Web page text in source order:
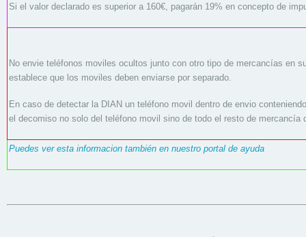
Si el valor declarado es superior a 160€, pagarán 19% en concepto de
No envie teléfonos moviles ocultos junto con otro tipo de mercancías en
establece que los moviles deben enviarse por separado.
En caso de detectar la DIAN un teléfono movil dentro de envio
el decomiso no solo del teléfono movil sino de todo el resto de mercancía
Puedes ver esta informacion también en nuestro portal de ayuda